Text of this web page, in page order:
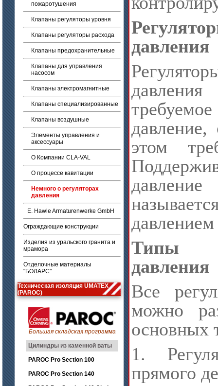
пожаротушения
Клапаны регуляторы уровня
Клапаны регуляторы расхода
Клапаны предохранительные
Клапаны для управления
насосом
Клапаны электромагнитные
Клапаны специализированные
Клапаны воздушные
Элементы управления и
аксессуары
О Компании CLA-VAL
О процессе кавитации
Немного о регуляторах
давления
E. Hawle Armaturenwerke GmbH
Ограждающие конструкции
Изделия из уральского гранита и
мрамора
Отделочные материалы
"БОЛАРС"
Техническая изоляция UMATEX
(PAROC)
Большая складская программа
Цилиндры из каменной ваты
PAROC Pro Section 100
PAROC Pro Section 140
давления
давление,
этом
давлением
Типы
давления
Все
можно
основных
1.
прямого